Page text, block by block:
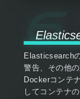
Elasticsearch
警告、その他
Dockerコンテ
してコンテナ